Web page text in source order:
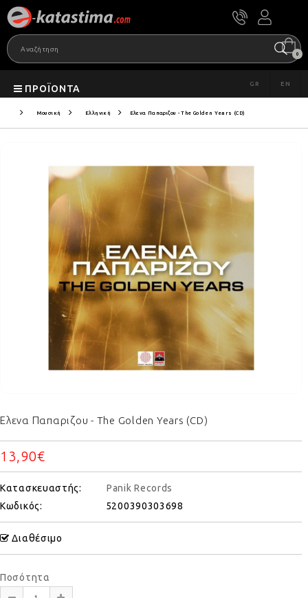
0
ΠΡΟΪΌΝΤΑ GR EN
Μουσική Ελληνική Ελενα Παπαριζου - The Golden Years (CD)
Ελενα Παπαριζου - The Golden Years (CD)
13,90€
Κατασκευαστής:
Panik Records
Κωδικός:
5200390303698
Διαθέσιμο
Ποσότητα